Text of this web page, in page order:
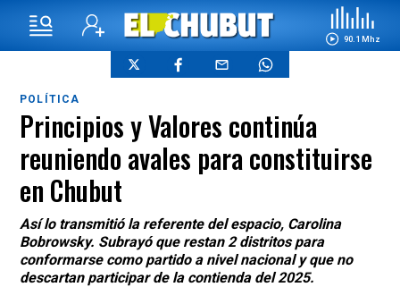
90.1 Mhz
POLÍTICA
Principios y Valores continúa
reuniendo avales para constituirse
en Chubut
Así lo transmitió la referente del espacio, Carolina
Bobrowsky. Subrayó que restan 2 distritos para
conformarse como partido a nivel nacional y que no
descartan participar de la contienda del 2025.